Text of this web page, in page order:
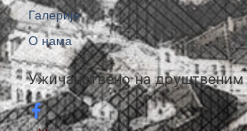
Ужичанствено на
Галерије
О нама